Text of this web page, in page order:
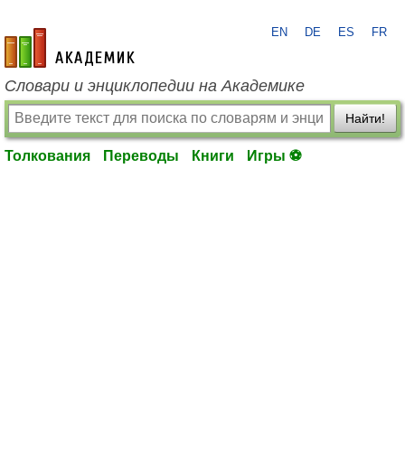
academic.ru
EN DE ES FR
Словари и энциклопедии на Академике
Найти!
Толкования Переводы Книги Игры ⚽